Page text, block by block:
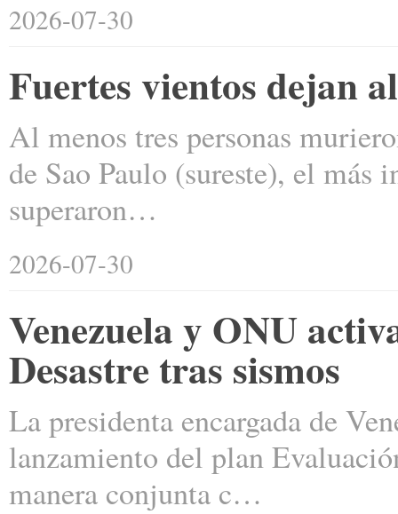
2026-07-30
Fuertes vientos dejan
Al menos tres personas
de Sao Paulo (sureste), el
superaron…
2026-07-30
Venezuela y ONU
Desastre tras sismos
La presidenta encargada de
lanzamiento del plan
manera conjunta c…